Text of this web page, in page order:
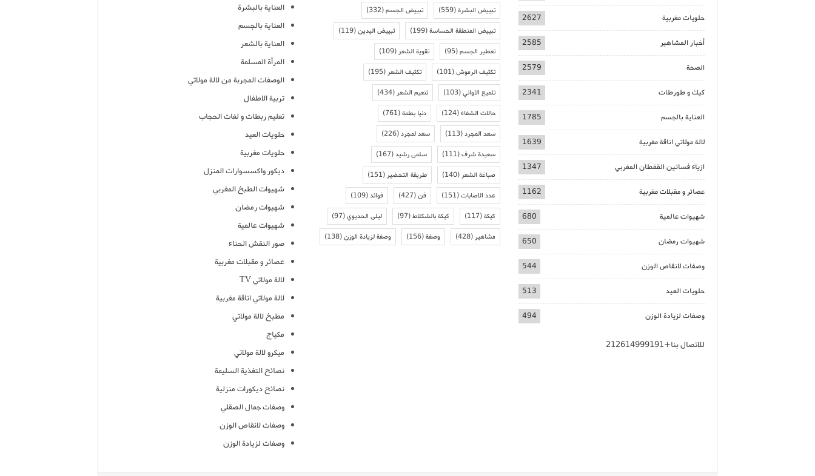
حلويات مغربية 2627
أخبار المشاهير 2585
الصحة 2579
كيك و طورطات 2341
العناية بالجسم 1785
لالة مولاتي اناقة مغربية 1639
ازياء فساتين القفطان المغربي 1347
عصائر و مقبلات مغربية 1162
شهيوات عالمية 680
شهيوات رمضان 650
وصفات لانقاص الوزن 544
حلويات العيد 513
وصفات لزيادة الوزن 494
للاتصال بنا+212614999191
تبييض البشرة(559) تبييض الجسم(332)
تبييض المنطقة الحساسة(199) تبييض اليدين(119)
تعطير الجسم(95) تقوية الشعر(109)
تكثيف الرموش(101) تكثيف الشعر(195)
تلميع الاواني(103) تنعيم الشعر(434)
حالات الشفاء(124) دنيا بطمة(761)
سعد المجرد(113) سعد لمجرد(226)
سعيدة شرف(111) سلمى رشيد(167)
صباغة الشعر(140) طريقة التحضير(151)
عدد الاصابات(151) فن(427) فوائد(109)
كيكة(117) كيكة بالشكلاط(97) ليلى الحديوي(97)
مشاهير(428) وصفة(156) وصفة لزيادة الوزن(138)
العناية بالبشرة
العناية بالجسم
العناية بالشعر
المرأة المسلمة
الوصفات المجربة من لالة مولاتي
تربية الاطفال
تعليم ربطات و لفات الحجاب
حلويات العيد
حلويات مغربية
ديكور واكسسوارات المنزل
شهيوات الطبخ المغربي
شهيوات رمضان
شهيوات عالمية
صور النقش الحناء
عصائر و مقبلات مغربية
لالة مولاتي TV
لالة مولاتي اناقة مغربية
مطبخ لالة مولاتي
مكياج
ميكرو لالة مولاتي
نصائح التغذية السليمة
نصائح ديكورات منزلية
وصفات جمال الصقلي
وصفات لانقاص الوزن
وصفات لزيادة الوزن